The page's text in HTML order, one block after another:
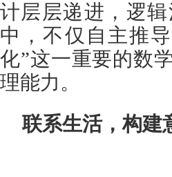
计层层递进，逻
中，不仅自主推
化”这一重要的数
理能力。
联系生活，构建